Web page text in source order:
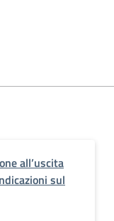
all’uscita
sul